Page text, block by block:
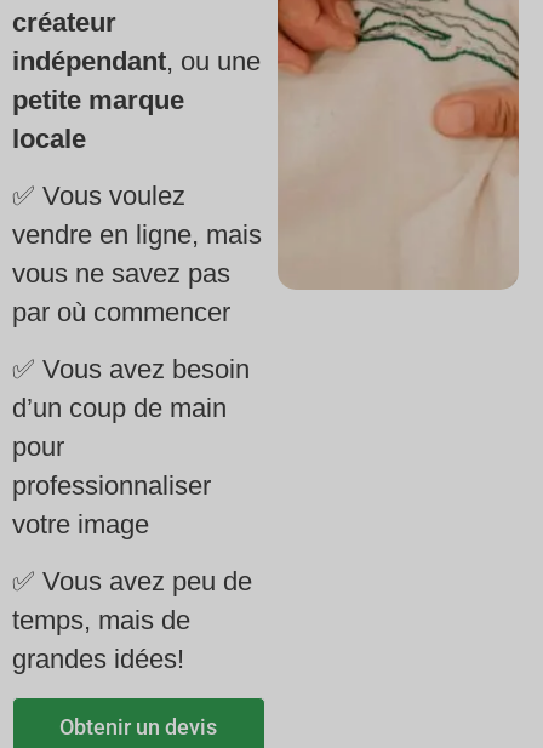
créateur
indépendant, ou une
petite marque
locale
✅ Vous voulez
vendre en ligne, mais
vous ne savez pas
par où commencer
✅ Vous avez besoin
d’un coup de main
pour
professionnaliser
votre image
✅ Vous avez peu de
temps, mais de
grandes idées!
Obtenir un devis